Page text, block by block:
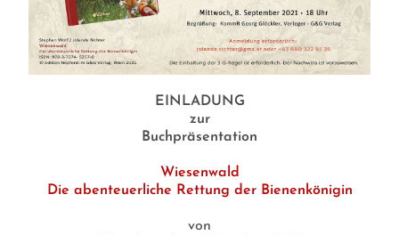
EINLADUNG
zur
Buchpräsentation
Wiesenwald
Die abenteuerliche Rettung der Bienenkönigin
von